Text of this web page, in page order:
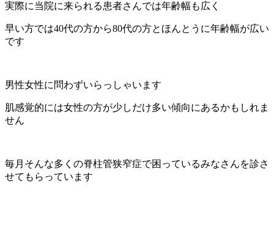
実際に当院に来られる患者さんでは年齢幅も広く
早い方では40代の方から80代の方とほんとうに年齢幅が広い
です
男性女性に問わずいらっしゃいます
肌感覚的には女性の方が少しだけ多い傾向にあるかもしれま
せん
毎月そんな多くの脊柱管狭窄症で困っているみなさんを診さ
せてもらっています